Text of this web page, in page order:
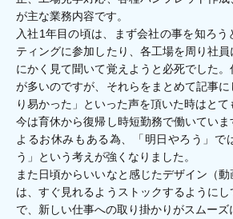
が主な業務内容です。
入社1年目の頃は、まず会社の事を知ろ
ティングに参加したり、各工場を周り社
にかく見て聞いて覚えようと必死でした
が多いのですが、それらをまとめて記事
り易かった」といった声を頂いた時はとて
今は育休から復帰し時短勤務で働いてい
よるお休みもある為、「明日やろう」で
う」という考えが強くなりました。
また日頃からいいなと感じたデザイン（動
は、すぐ見れるようストックするように
で、新しい仕事への取り掛かりがスムーズ